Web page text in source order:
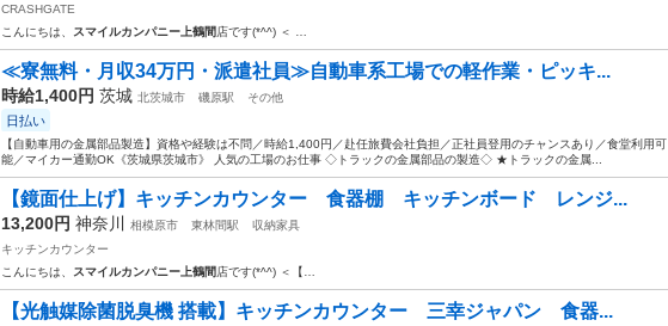
CRASHGATE
こんにちは、 スマイルカンパニー上鶴間店です(*^^) ＜ …
≪寮無料・月収34万円・派遣社員≫自動車系工場での軽作業・ピッキ...
時給1,400円 茨城 北茨城市 磯原駅 その他
日払い
【自動車用の金属部品製造】資格や経験は不問／時給1,400円／赴任旅費会社負担／正社員登用のチャンスあり／食堂利用可
能／マイカー通勤OK《茨城県茨城市》 人気の工場のお仕事 ◇トラックの金属部品の製造◇ ★トラックの金属...
【鏡面仕上げ】キッチンカウンター 食器棚 キッチンボード レンジ...
13,200円 神奈川 相模原市 東林間駅
収納家具
キッチンカウンター
こんにちは、 スマイルカンパニー上鶴間店です(*^^) ＜【…
【光触媒除菌脱臭機 搭載】キッチンカウンター 三幸ジャパン 食器...